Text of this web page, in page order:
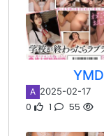
A 2025-02-17
0 1 55